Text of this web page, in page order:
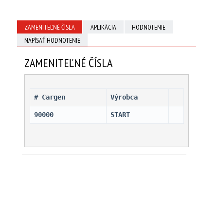
ZAMENITEĽNÉ ČÍSLA APLIKÁCIA
HODNOTENIE
NAPÍSAŤ HODNOTENIE
ZAMENITEĽNÉ ČÍSLA
# Cargen Výrobca
90000 START